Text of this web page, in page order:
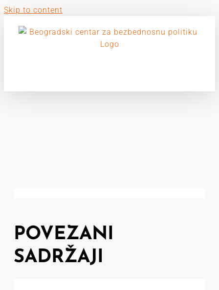
Skip to content
POVEZANI
SADRŽAJI